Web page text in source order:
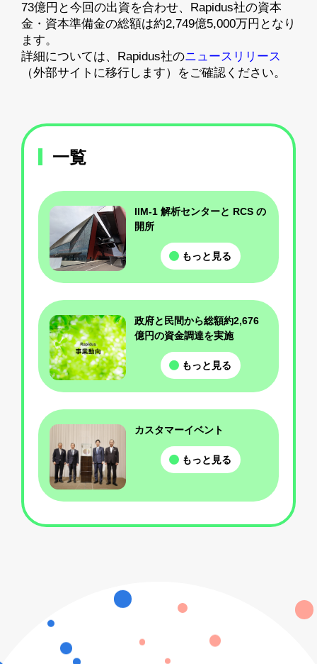
73億円と今回の出資を合わせ、Rapidus社の資本
金・資本準備金の総額は約2,749億5,000万円となり
ます。
詳細については、Rapidus社のニュースリリース
（外部サイトに移行します）をご確認ください。
一覧
IIM-1 解析センターと RCS の
開所
もっと見る
政府と民間から総額約2,676
億円の資金調達を実施
もっと見る
カスタマーイベント
もっと見る